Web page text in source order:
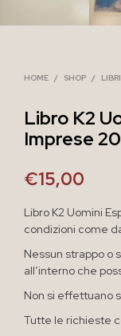
HOME / SHOP /
Libro K2
Imprese
€15,00
Libro K2 Uomini
condizioni come
Nessun strappo o
all’interno che
Non si effettuano
Tutte le richieste